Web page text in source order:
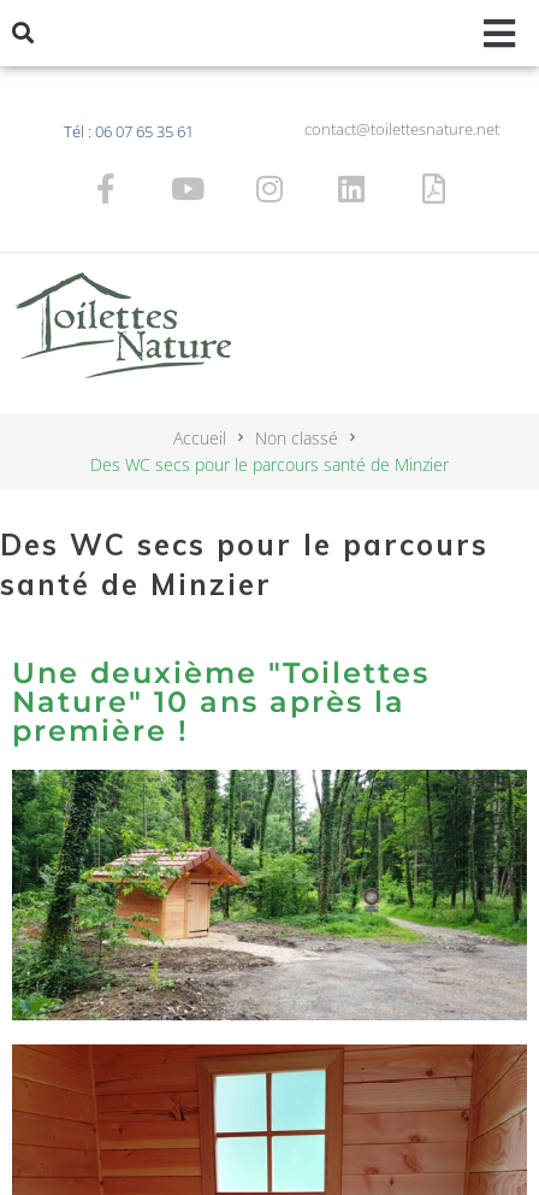
Tél : 06 07 65 35 61 contact@toilettesnature.net
Accueil
Non classé
Des WC secs pour le parcours santé de Minzier
Des WC secs pour le parcours
santé de Minzier
Une deuxième "Toilettes
Nature" 10 ans après la
première !